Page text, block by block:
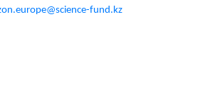
fund.kz